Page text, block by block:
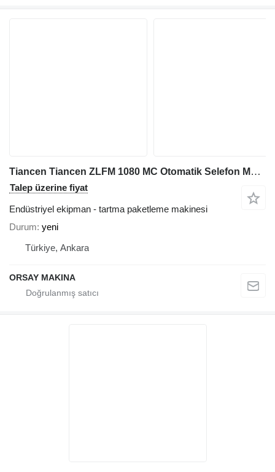
Tiancen Tiancen ZLFM 1080 MC Otomatik Selefon Makinesi
Talep üzerine fiyat
Endüstriyel ekipman - tartma paketleme makinesi
Durum yeni
Türkiye, Ankara
ORSAY MAKINA